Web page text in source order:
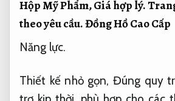
Hộp Mỹ Phẩm,Giá hợp lý.
theo yêu cầu.Đồng Hồ Cao Cấp
Năng lực.
Thiết kế nhỏ gọn, Đúng quy